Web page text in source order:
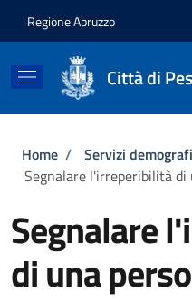
Regione Abruzzo
Città di
Briciole di
Home / Servizi
Segnalare l'irreperibilità di
Segnalare
di una